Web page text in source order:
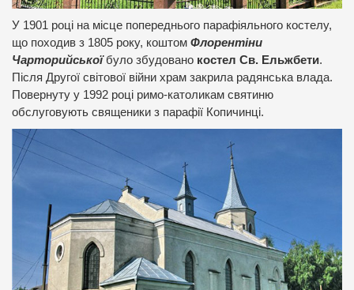
У 1901 році на місце попереднього парафіяльного костелу,
що походив з 1805 року, коштом Флорентіни
Чарторийськоїбуло збудовано костел Св. Ельжбети.
Після Другої світової війни храм закрила радянська влада.
Повернуту у 1992 році римо-католикам святиню
обслуговують священики з парафії Копичинці.